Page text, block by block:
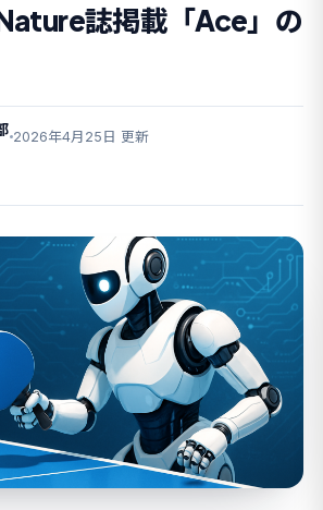
誌掲載「Ace」の
2026年4月25日 更新